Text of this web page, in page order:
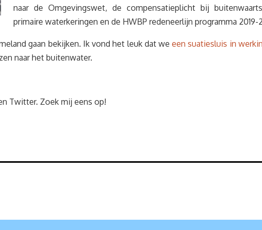
naar de Omgevingswet, de compensatieplicht bij
primaire waterkeringen en de HWBP redeneerlijn programma 2019-
gaan bekijken. Ik vond het leuk dat weeen suatiesluis in
naar het buitenwater.
Twitter. Zoek mij eens op!